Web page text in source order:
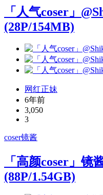
「人气coser」
(28P/154MB)
网红正妹
6年前
3,050
3
coser镜酱
「高颜coser」镜
(88P/1.54GB)